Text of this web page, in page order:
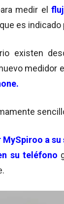
medir el
es
existen
medidor
a su
su teléfono